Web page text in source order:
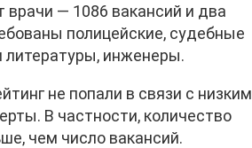
— 1086 вакансий и два
полицейские, судебные
литературы, инженеры.
не попали в связи с низким
В частности, количество
чем число вакансий.